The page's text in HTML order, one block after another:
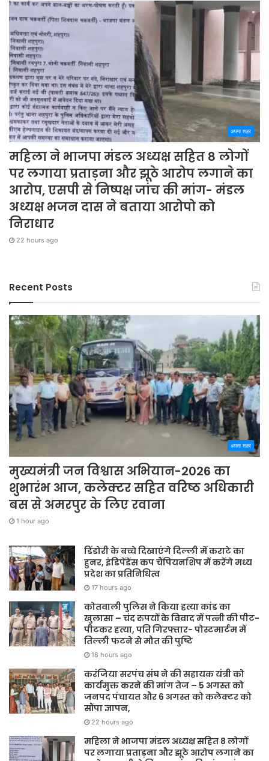
अपना शहर
महिला ने भाजपा मंडल अध्यक्ष सहित 8 लोगों
पर लगाया प्रताड़ना और झूठे आरोप लगाने का
आरोप, एसपी से निष्पक्ष जांच की मांग- मंडल
अध्यक्ष भजन दास ने बताया आरोपो को
निराधार
22 hours ago
Recent Posts
अपना शहर
मुख्यमंत्री जन विश्वास अभियान-2026 का
शुभारंभ आज, कलेक्टर सहित वरिष्ठ अधिकारी
बस से अमरपुर के लिए रवाना
1 hour ago
डिंडोरी के बच्चे दिखाएंगे दिल्ली में कराटे का
हुनर, इंडिपेंडेंस कप चैंपियनशिप में करेंगे मध्य
प्रदेश का प्रतिनिधित्व
17 hours ago
कोतवाली पुलिस ने किया हत्या कांड का
खुलासा – चंद रुपयों के विवाद में पत्नी की पीट-
पीटकर हत्या, पति गिरफ्तार- पोस्टमार्टम में
तिल्ली फटने से मौत की पुष्टि
18 hours ago
करंजिया सरपंच संघ ने की सहायक यंत्री को
कार्यमुक्त करने की मांग तेज – 5 अगस्त को
जनपद पंचायत और 6 अगस्त को कलेक्टर को
सौंपा ज्ञापन,
22 hours ago
महिला ने भाजपा मंडल अध्यक्ष सहित 8 लोगों
पर लगाया प्रताड़ना और झूठे आरोप लगाने का